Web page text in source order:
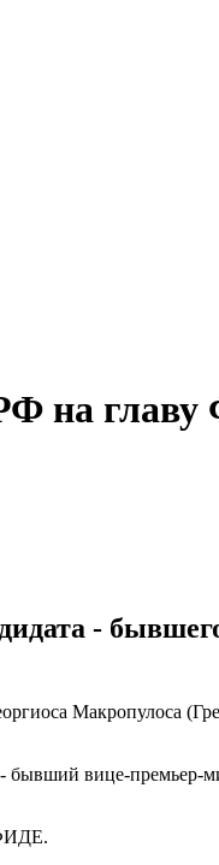
на
-
Макропулоса
бывший вице-премьер-